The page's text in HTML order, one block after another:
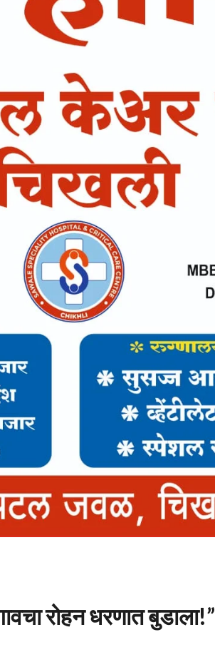
रोहन धरणात बुडाला!”